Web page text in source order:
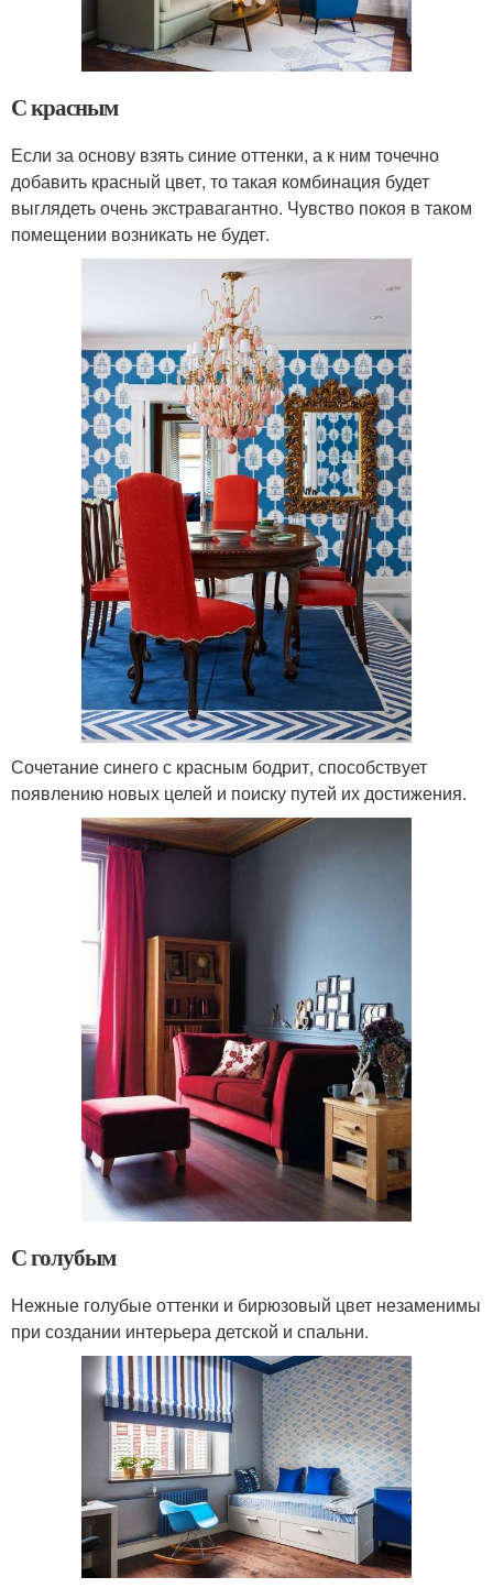
С красным
Если за основу взять синие оттенки, а к ним точечно
добавить красный цвет, то такая комбинация будет
выглядеть очень экстравагантно. Чувство покоя в таком
помещении возникать не будет.
Сочетание синего с красным бодрит, способствует
появлению новых целей и поиску путей их достижения.
С голубым
Нежные голубые оттенки и бирюзовый цвет незаменимы
при создании интерьера детской и спальни.